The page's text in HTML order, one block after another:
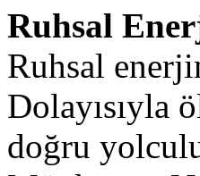
Ruhsal
Ruhsal
Dolayısıyla
doğru